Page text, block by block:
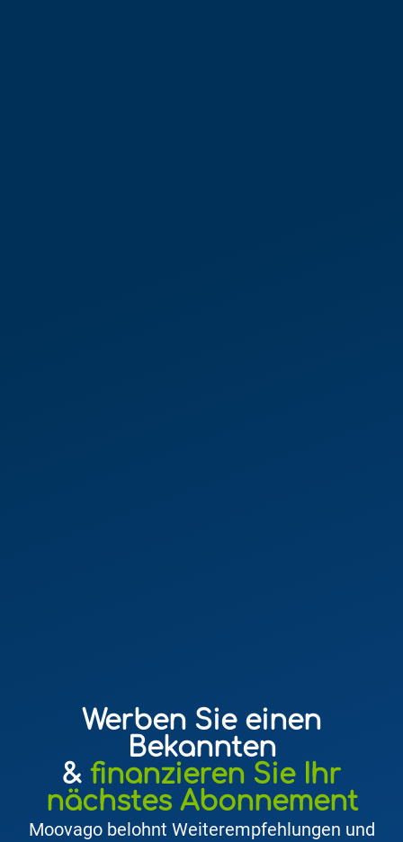
Werben Sie einen
Bekannten
& finanzieren Sie Ihr
nächstes Abonnement
Moovago belohnt Weiterempfehlungen und